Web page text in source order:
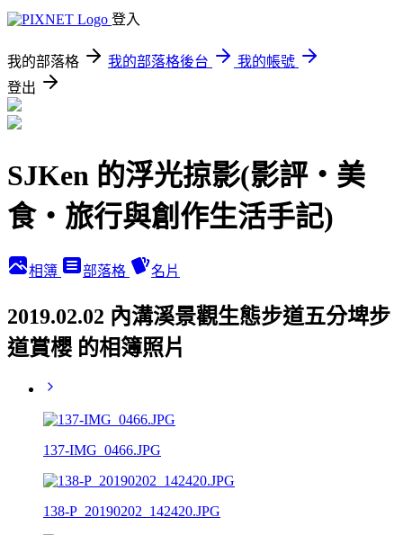
登入
我的部落格 我的部落格後台
我的帳號
登出
SJKen 的浮光掠影(影評‧美
食‧旅行與創作生活手記)
相簿 部落格 名片
2019.02.02 內溝溪景觀生態步道五分埤步
道賞櫻 的相簿照片
137-IMG_0466.JPG
138-P_20190202_142420.JPG